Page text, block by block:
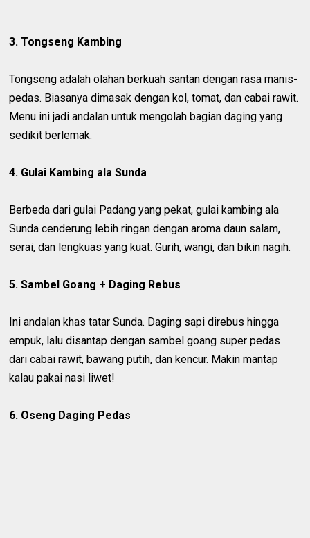
3. Tongseng Kambing
Tongseng adalah olahan berkuah santan dengan rasa manis-
pedas. Biasanya dimasak dengan kol, tomat, dan cabai rawit.
Menu ini jadi andalan untuk mengolah bagian daging yang
sedikit berlemak.
4. Gulai Kambing ala Sunda
Berbeda dari gulai Padang yang pekat, gulai kambing ala
Sunda cenderung lebih ringan dengan aroma daun salam,
serai, dan lengkuas yang kuat. Gurih, wangi, dan bikin nagih.
5. Sambel Goang + Daging Rebus
Ini andalan khas tatar Sunda. Daging sapi direbus hingga
empuk, lalu disantap dengan sambel goang super pedas
dari cabai rawit, bawang putih, dan kencur. Makin mantap
kalau pakai nasi liwet!
6. Oseng Daging Pedas